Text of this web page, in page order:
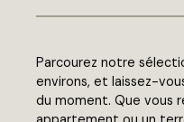
Parcourez notre
environs, et laissez-
du moment. Que vous